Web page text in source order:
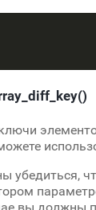
убедиться,